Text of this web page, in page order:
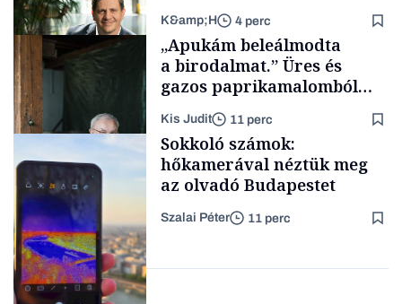
Forbes-sztori
TÁMOGATÓI
K&amp;H 4 perc
Családi
vállalkozások
„Apukám beleálmodta
a birodalmat.” Üres és
gazos paprikamalomból
lett az igazi családi
fűszersztori
Kis Judit 11 perc
Sokkoló számok:
hőkamerával néztük meg
az olvadó Budapestet
Szalai Péter 11 perc